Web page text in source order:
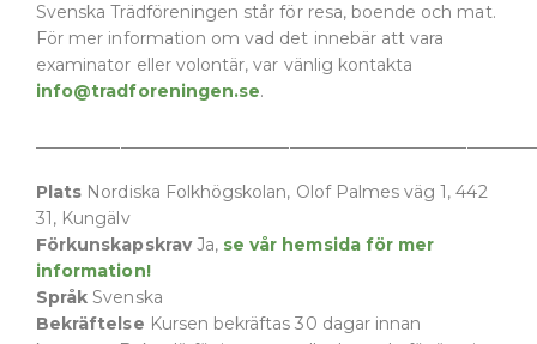
Svenska Trädföreningen står för resa, boende och mat.
För mer information om vad det innebär att vara
examinator eller volontär, var vänlig kontakta
info@tradforeningen.se.
Plats Nordiska Folkhögskolan, Olof Palmes väg 1, 442
31, Kungälv
FörkunskapskravJa, se vår hemsida för mer
information!
Språk Svenska
Bekräftelse Kursen bekräftas 30 dagar innan